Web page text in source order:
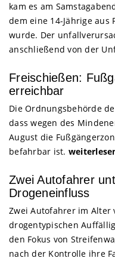
kam es am
dem eine 14-Jährige
wurde. Der
anschließend von der
Freischießen:
erreichbar
Die Ordnungsbehörde
dass wegen des
August die
befahrbar ist.
Zwei Autofahrer
Drogeneinfluss
Zwei Autofahrer im Alter
drogentypischen
den Fokus von
nach der Kontrolle ihre